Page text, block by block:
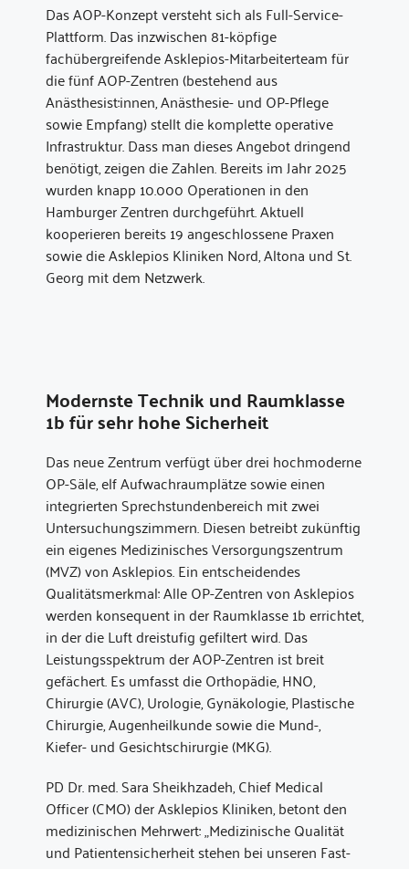
Das AOP-Konzept versteht sich als Full-Service-
Plattform. Das inzwischen 81-köpfige
fachübergreifende Asklepios-Mitarbeiterteam für
die fünf AOP-Zentren (bestehend aus
Anästhesist:innen, Anästhesie- und OP-Pflege
sowie Empfang) stellt die komplette operative
Infrastruktur. Dass man dieses Angebot dringend
benötigt, zeigen die Zahlen. Bereits im Jahr 2025
wurden knapp 10.000 Operationen in den
Hamburger Zentren durchgeführt. Aktuell
kooperieren bereits 19 angeschlossene Praxen
sowie die Asklepios Kliniken Nord, Altona und St.
Georg mit dem Netzwerk.
Modernste Technik und Raumklasse
1b für sehr hohe Sicherheit
Das neue Zentrum verfügt über drei hochmoderne
OP-Säle, elf Aufwachraumplätze sowie einen
integrierten Sprechstundenbereich mit zwei
Untersuchungszimmern. Diesen betreibt zukünftig
ein eigenes Medizinisches Versorgungszentrum
(MVZ) von Asklepios. Ein entscheidendes
Qualitätsmerkmal: Alle OP-Zentren von Asklepios
werden konsequent in der Raumklasse 1b errichtet,
in der die Luft dreistufig gefiltert wird. Das
Leistungsspektrum der AOP-Zentren ist breit
gefächert. Es umfasst die Orthopädie, HNO,
Chirurgie (AVC), Urologie, Gynäkologie, Plastische
Chirurgie, Augenheilkunde sowie die Mund-,
Kiefer- und Gesichtschirurgie (MKG).
PD Dr. med. Sara Sheikhzadeh, Chief Medical
Officer (CMO) der Asklepios Kliniken, betont den
medizinischen Mehrwert: „Medizinische Qualität
und Patientensicherheit stehen bei unseren Fast-